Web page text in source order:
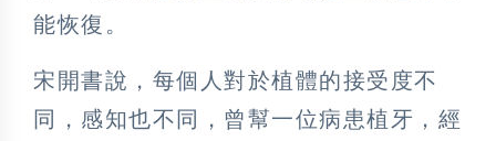
能恢復。
宋開書說，每個人對於植體的接受度不
同，感知也不同，曾幫一位病患植牙，經